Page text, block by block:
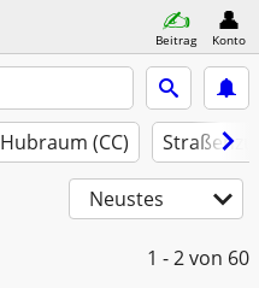
Beitrag Konto
Hubraum (CC)
Neustes
1 - 2von 60